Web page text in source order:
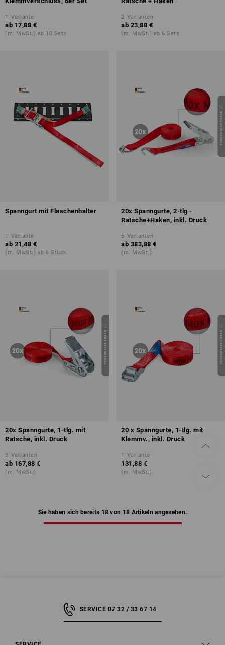
1 Variante
ab 17,88 €
(m. MwSt.) ab 10 Sets
2 Varianten
ab 23,88 €
(m. MwSt.) ab 6 Sets
Spanngurt mit Flaschenhalter
1 Variante
ab 21,48 €
(m. MwSt.) ab 6 Stück
20x Spanngurte, 2-tlg -
Ratsche+Haken, inkl. Druck
5 Varianten
ab 383,88 €
(m. MwSt.)
20x Spanngurte, 1-tlg. mit
Ratsche, inkl. Druck
3 Varianten
ab 167,88 €
(m. MwSt.)
20 x Spanngurte, 1-tlg. mit
Klemmv., inkl. Druck
1 Variante
131,88 €
(m. MwSt.)
Sie haben sich bereits 18 von 18 Artikeln angesehen.
SERVICE 07 32 / 33 67 14